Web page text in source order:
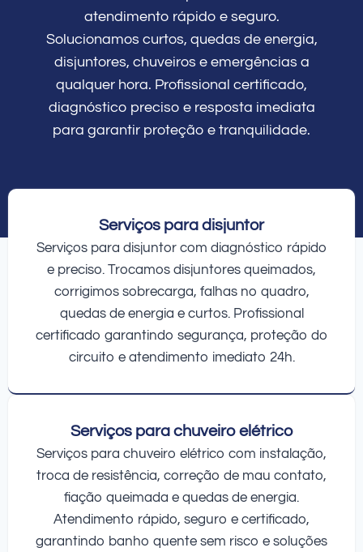
atendimento rápido e seguro.
Solucionamos curtos, quedas de energia,
disjuntores, chuveiros e emergências a
qualquer hora. Profissional certificado,
diagnóstico preciso e resposta imediata
para garantir proteção e tranquilidade.
Serviços para disjuntor
Serviços para disjuntor com diagnóstico rápido
e preciso. Trocamos disjuntores queimados,
corrigimos sobrecarga, falhas no quadro,
quedas de energia e curtos. Profissional
certificado garantindo segurança, proteção do
circuito e atendimento imediato 24h.
Serviços para chuveiro elétrico
Serviços para chuveiro elétrico com instalação,
troca de resistência, correção de mau contato,
fiação queimada e quedas de energia.
Atendimento rápido, seguro e certificado,
garantindo banho quente sem risco e soluções